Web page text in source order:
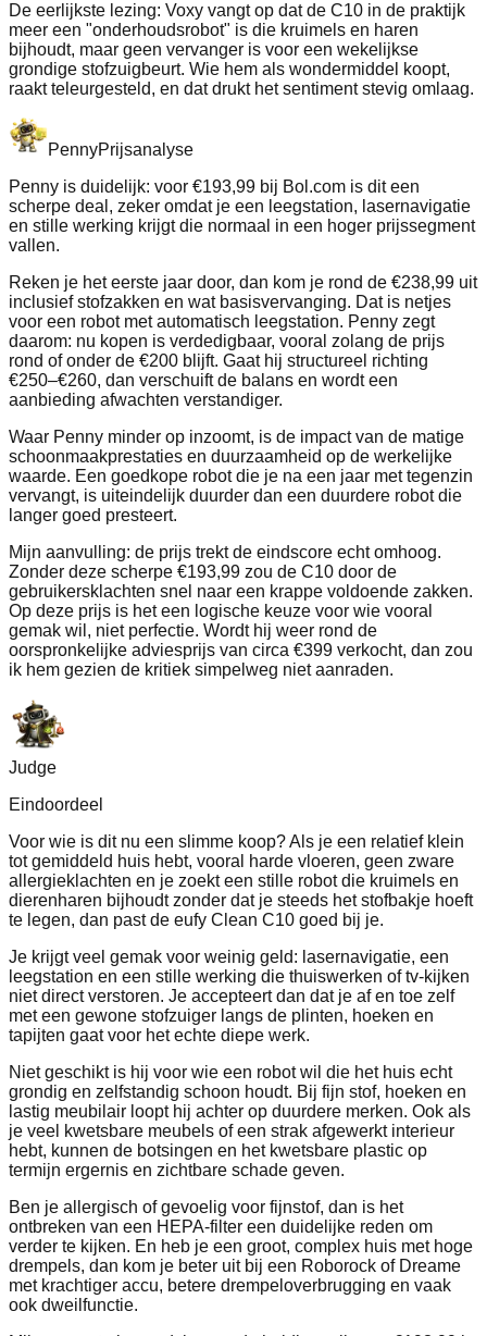
De eerlijkste lezing: Voxy vangt op dat de C10 in de praktijk
meer een "onderhoudsrobot" is die kruimels en haren
bijhoudt, maar geen vervanger is voor een wekelijkse
grondige stofzuigbeurt. Wie hem als wondermiddel koopt,
raakt teleurgesteld, en dat drukt het sentiment stevig omlaag.
PennyPrijsanalyse
Penny is duidelijk: voor €193,99 bij Bol.com is dit een
scherpe deal, zeker omdat je een leegstation, lasernavigatie
en stille werking krijgt die normaal in een hoger prijssegment
vallen.
Reken je het eerste jaar door, dan kom je rond de €238,99 uit
inclusief stofzakken en wat basisvervanging. Dat is netjes
voor een robot met automatisch leegstation. Penny zegt
daarom: nu kopen is verdedigbaar, vooral zolang de prijs
rond of onder de €200 blijft. Gaat hij structureel richting
€250–€260, dan verschuift de balans en wordt een
aanbieding afwachten verstandiger.
Waar Penny minder op inzoomt, is de impact van de matige
schoonmaakprestaties en duurzaamheid op de werkelijke
waarde. Een goedkope robot die je na een jaar met tegenzin
vervangt, is uiteindelijk duurder dan een duurdere robot die
langer goed presteert.
Mijn aanvulling: de prijs trekt de eindscore echt omhoog.
Zonder deze scherpe €193,99 zou de C10 door de
gebruikersklachten snel naar een krappe voldoende zakken.
Op deze prijs is het een logische keuze voor wie vooral
gemak wil, niet perfectie. Wordt hij weer rond de
oorspronkelijke adviesprijs van circa €399 verkocht, dan zou
ik hem gezien de kritiek simpelweg niet aanraden.
Judge
Eindoordeel
Voor wie is dit nu een slimme koop? Als je een relatief klein
tot gemiddeld huis hebt, vooral harde vloeren, geen zware
allergieklachten en je zoekt een stille robot die kruimels en
dierenharen bijhoudt zonder dat je steeds het stofbakje hoeft
te legen, dan past de eufy Clean C10 goed bij je.
Je krijgt veel gemak voor weinig geld: lasernavigatie, een
leegstation en een stille werking die thuiswerken of tv‑kijken
niet direct verstoren. Je accepteert dan dat je af en toe zelf
met een gewone stofzuiger langs de plinten, hoeken en
tapijten gaat voor het echte diepe werk.
Niet geschikt is hij voor wie een robot wil die het huis echt
grondig en zelfstandig schoon houdt. Bij fijn stof, hoeken en
lastig meubilair loopt hij achter op duurdere merken. Ook als
je veel kwetsbare meubels of een strak afgewerkt interieur
hebt, kunnen de botsingen en het kwetsbare plastic op
termijn ergernis en zichtbare schade geven.
Ben je allergisch of gevoelig voor fijnstof, dan is het
ontbreken van een HEPA‑filter een duidelijke reden om
verder te kijken. En heb je een groot, complex huis met hoge
drempels, dan kom je beter uit bij een Roborock of Dreame
met krachtiger accu, betere drempeloverbrugging en vaak
ook dweilfunctie.